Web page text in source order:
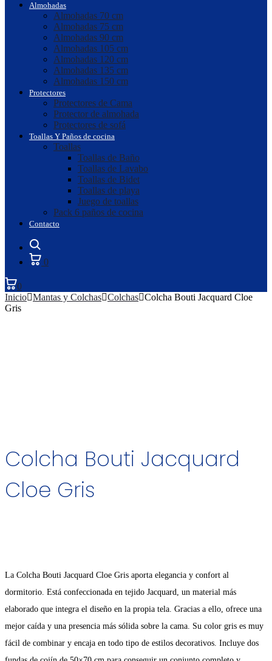
Almohadas
Almohadas 70 cm
Almohadas 75 cm
Almohadas 90 cm
Almohadas 105 cm
Almohadas 120 cm
Almohadas 135 cm
Almohadas 150 cm
Protectores
Protectores de Cama
Protector de almohada
Protectores de sofá
Toallas Y Paños de cocina
Toallas
Toallas de Baño
Toallas de Lavabo
Toallas de Bidet
Toallas de playa
Juego de toallas
Pack 6 paños de cocina
Contacto
0
0
Inicio Mantas y Colchas Colchas Colcha Bouti Jacquard Cloe
Gris
Colcha Bouti Jacquard
Cloe Gris
La Colcha Bouti Jacquard Cloe Gris aporta elegancia y confort al
dormitorio. Está confeccionada en tejido Jacquard, un material más
elaborado que integra el diseño en la propia tela. Gracias a ello, ofrece una
mejor caída y una presencia más sólida sobre la cama. Su color gris es muy
fácil de combinar y encaja en todo tipo de estilos decorativos. Incluye dos